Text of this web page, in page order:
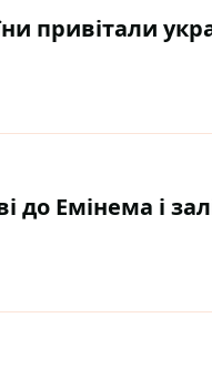
привітали
до Емінема і